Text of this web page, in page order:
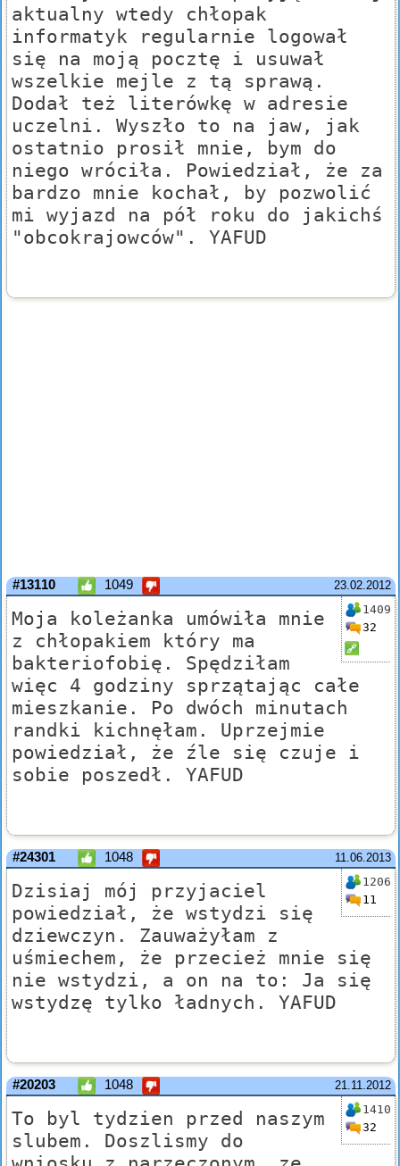
aktualny wtedy chłopak
informatyk regularnie logował
się na moją pocztę i usuwał
wszelkie mejle z tą sprawą.
Dodał też literówkę w adresie
uczelni. Wyszło to na jaw, jak
ostatnio prosił mnie, bym do
niego wróciła. Powiedział, że za
bardzo mnie kochał, by pozwolić
mi wyjazd na pół roku do jakichś
"obcokrajowców". YAFUD
23.02.2012
#13110 1049
1409
32
Moja koleżanka umówiła mnie
z chłopakiem który ma
bakteriofobię. Spędziłam
więc 4 godziny sprzątając całe
mieszkanie. Po dwóch minutach
randki kichnęłam. Uprzejmie
powiedział, że źle się czuje i
sobie poszedł. YAFUD
11.06.2013
#24301 1048
1206
11
Dzisiaj mój przyjaciel
powiedział, że wstydzi się
dziewczyn. Zauważyłam z
uśmiechem, że przecież mnie się
nie wstydzi, a on na to: Ja się
wstydzę tylko ładnych. YAFUD
21.11.2012
#20203 1048
1410
32
To byl tydzien przed naszym
slubem. Doszlismy do